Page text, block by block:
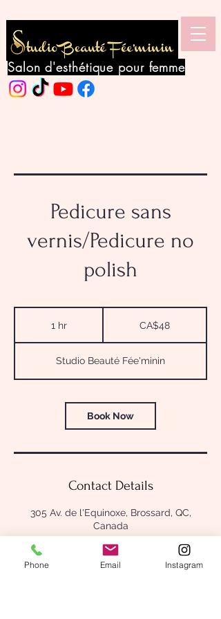
Salon d'esthétique pour femme
Pedicure sans
vernis/Pedicure no
polish
1 hr CA$48
Studio Beauté Fée'minin
Book Now
Contact Details
305 Av. de l'Equinoxe, Brossard, QC,
Canada
Phone Email Instagram